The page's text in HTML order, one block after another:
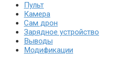
Пульт
Камера
Сам дрон
Зарядное устройство
Выводы
Модификации